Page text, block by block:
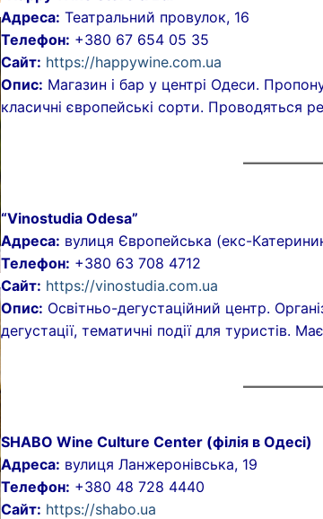
Адреса: Театральний провулок, 16
Телефон: +380 67 654 05 35
Сайт: https://happywine.com.ua
Опис: Магазин і бар у центрі Одеси.
класичні європейські сорти. Проводяться
“Vinostudia Odesa”
Адреса: вулиця Європейська (екс-
Телефон: +380 63 708 4712
Сайт: https://vinostudia.com.ua
Опис: Освітньо-дегустаційний центр.
дегустації, тематичні події для туристів.
SHABO Wine Culture Center (філія в Одесі)
Адреса: вулиця Ланжеронівська, 19
Телефон: +380 48 728 4440
Сайт: https://shabo.ua